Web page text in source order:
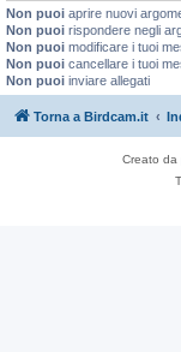
Non puoi aprire nuovi
Non puoi rispondere negli
Non puoi modificare i tuoi
Non puoi cancellare i tuoi
Non puoi inviare allegati
Torna a Birdcam.it
Creato da